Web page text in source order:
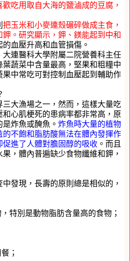
歡吃用取自大海的鹽滷成的豆腐，
把玉米和小麥連殼碾碎做成主食，
。研究顯示，鉀、鎂能起到中和
的血壓升高和血管損傷。
連醫科大學附屬二院營養科主任
蔬菜中含量最高，堅果和粗糧中
中常吃可對控制血壓起到輔助作
大漁場之一，然而，這樣大量吃
心肌梗死的患病率都非常高，原
炸魚或醃魚。 炸魚時大量的植物
不飽和脂肪酸無法在體內發揮作
進了人體對膽固醇的吸收 。而且
，體內普遍缺少食物纖維和鉀，
發現，長壽的原則總是相似的，
特別是動物脂肪含量高的食物；
；